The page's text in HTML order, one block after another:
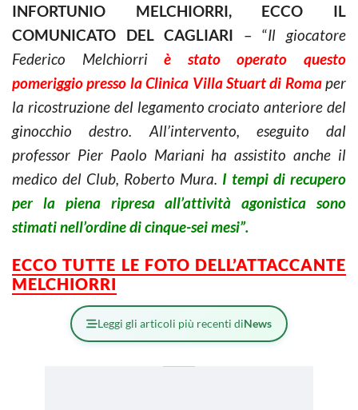
INFORTUNIO MELCHIORRI, ECCO IL
COMUNICATO DEL CAGLIARI – “Il giocatore
Federico Melchiorriè stato operato questo
pomeriggio presso la Clinica Villa Stuart di Romaper
la ricostruzione del legamento crociato anteriore del
ginocchio destro. All’intervento, eseguito dal
professor Pier Paolo Mariani ha assistito anche il
medico del Club, Roberto Mura. I tempi di recupero
per la piena ripresa all’attività agonistica sono
stimati nell’ordine di cinque-sei mesi”.
ECCO TUTTE LE FOTO DELL’ATTACCANTE
MELCHIORRI
Leggi gli articoli più recenti diNews